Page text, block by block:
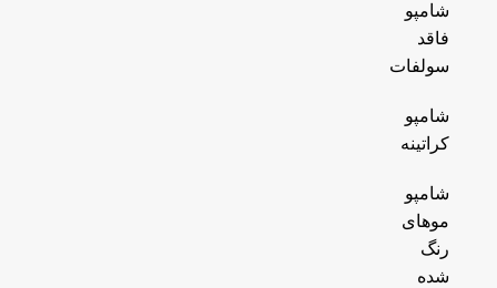
شامپو
فاقد
سولفات
شامپو
کراتینه
شامپو
موهای
رنگ
شده